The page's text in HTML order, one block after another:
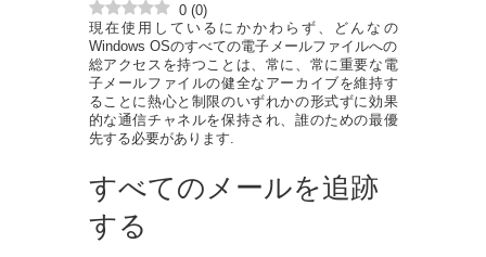
0 (0)
現在使用しているにかかわらず、どんなの
Windows OSのすべての電子メールファイルへの
総アクセスを持つことは、常に、常に重要な電
子メールファイルの健全なアーカイブを維持す
ることに熱心と制限のいずれかの形式ずに効果
的な通信チャネルを保持され、誰のための最優
先する必要があります.
すべてのメールを追跡
する